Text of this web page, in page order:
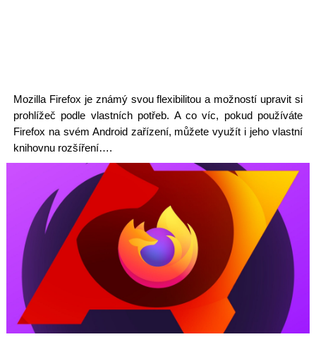
Mozilla Firefox je známý svou flexibilitou a možností upravit si
prohlížeč podle vlastních potřeb. A co víc, pokud používáte
Firefox na svém Android zařízení, můžete využít i jeho vlastní
knihovnu rozšíření….